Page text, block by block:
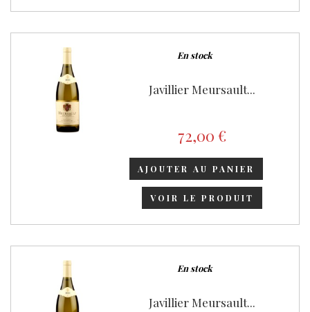
En stock
Javillier Meursault...
72,00 €
AJOUTER AU PANIER
VOIR LE PRODUIT
En stock
Javillier Meursault...